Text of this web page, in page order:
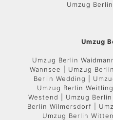
Umzug
Umzug
Umzug Berlin
Wannsee | Umzug
Berlin Wedding |
Umzug Berlin
Westend | Umzug
Berlin Wilmersdorf |
Umzug Berlin